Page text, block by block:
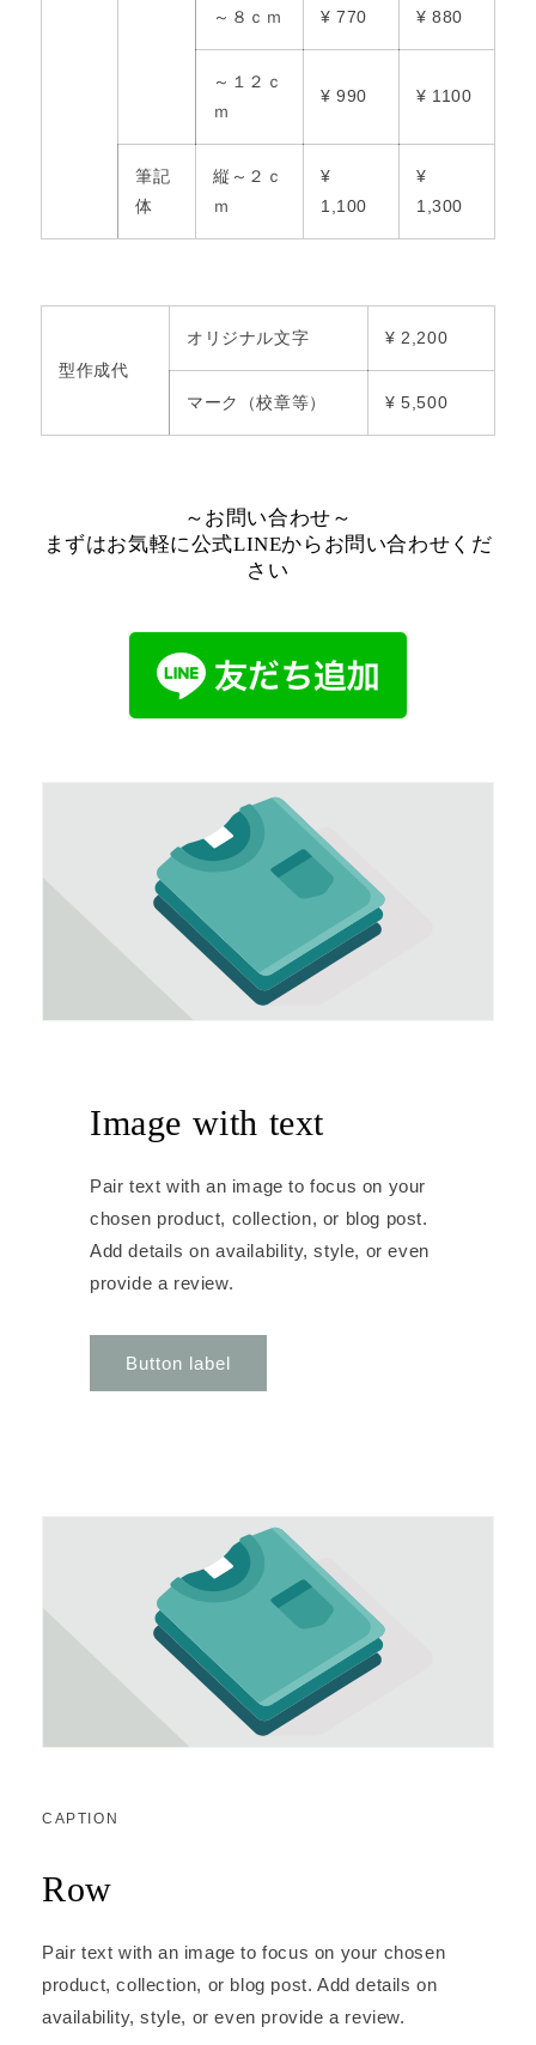
～８ｃｍ ¥ 770 ¥ 880
～１２ｃ
ｍ
¥ 990 ¥ 1100
筆記
体
縦～２ｃ
ｍ
¥
1,100
¥
1,300
型作成代
オリジナル文字 ¥ 2,200
マーク（校章等） ¥ 5,500
～お問い合わせ～
まずはお気軽に公式LINEからお問い合わせくだ
さい
Image with text
Pair text with an image to focus on your
chosen product, collection, or blog post.
Add details on availability, style, or even
provide a review.
Button label
CAPTION
Row
Pair text with an image to focus on your chosen
product, collection, or blog post. Add details on
availability, style, or even provide a review.